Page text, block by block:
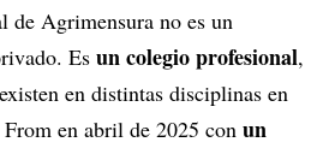
de Agrimensura no es un
Es un colegio profesional,
en distintas disciplinas en
en abril de 2025 con un